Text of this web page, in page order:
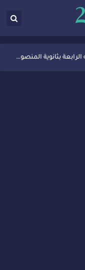
بمبادرة نوعية تجمع بين التفاعل والتكريم
المنصور الذهبي بسيدي قاسم